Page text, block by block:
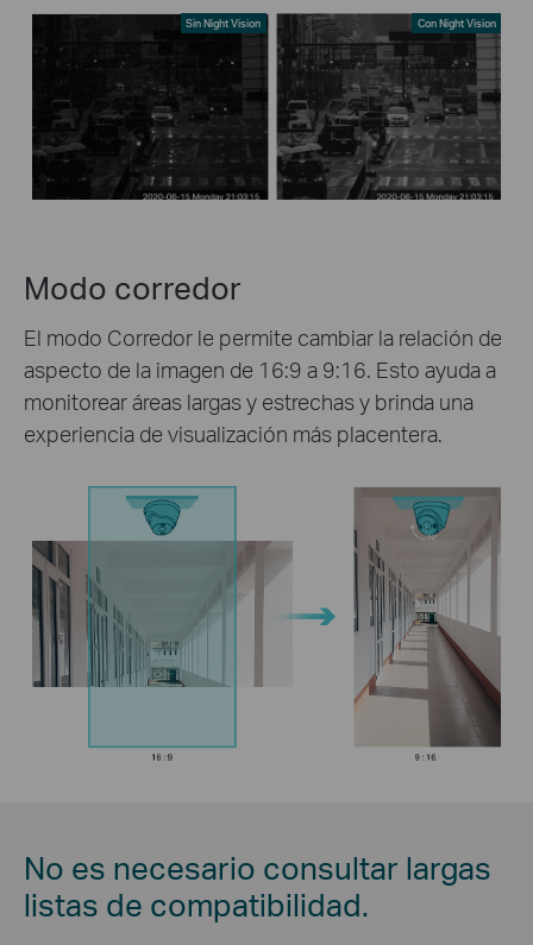
Sin Night Vision Con Night Vision
Modo corredor
El modo Corredor le permite cambiar la relación de
aspecto de la imagen de 16:9 a 9:16. Esto ayuda a
monitorear áreas largas y estrechas y brinda una
experiencia de visualización más placentera.
No es necesario consultar largas
listas de compatibilidad.